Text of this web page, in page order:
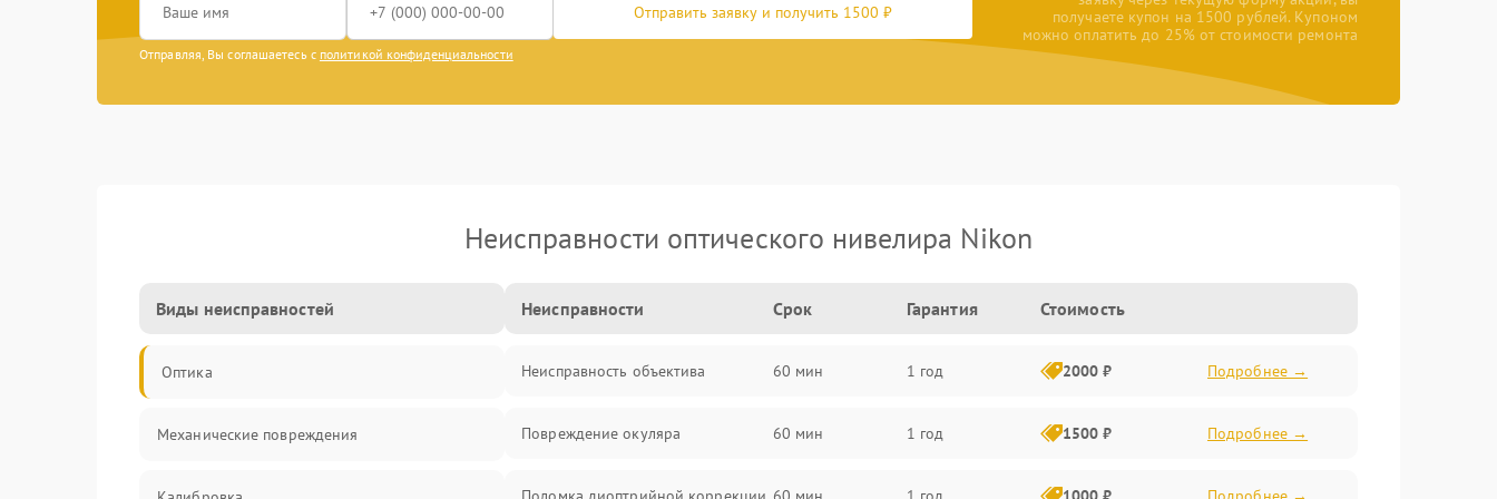
Отправить заявку и получить 1500 ₽
Отправляя, Вы соглашаетесь с политикой конфиденциальности
получаете купон на 1500 рублей. Купоном
можно оплатить до 25% от стоимости ремонта
Неисправности оптического нивелира Nikon
Виды неисправностей
Оптика
Механические повреждения
Неисправности Срок Гарантия Стоимость
Неисправность объектива 60 мин 1 год 2000 ₽ Подробнее →
Повреждение окуляра 60 мин 1 год 1500 ₽ Подробнее →